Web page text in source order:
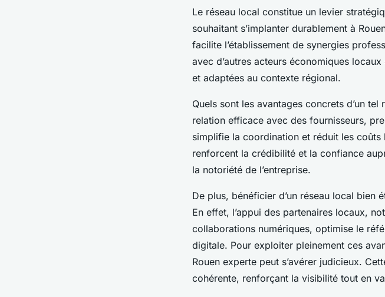
Le réseau local constitue un levier
souhaitant s’implanter durablement à
facilite l’établissement de synergies
avec d’autres acteurs économiques
et adaptées au contexte régional.
Quels sont les avantages concrets d’un
relation efficace avec des fournisseurs,
simplifie la coordination et réduit les
renforcent la crédibilité et la confiance
la notoriété de l’entreprise.
De plus, bénéficier d’un réseau local bien
En effet, l’appui des partenaires locaux,
collaborations numériques, optimise le
digitale. Pour exploiter pleinement ces
Rouen experte peut s’avérer judicieux.
cohérente, renforçant la visibilité tout en